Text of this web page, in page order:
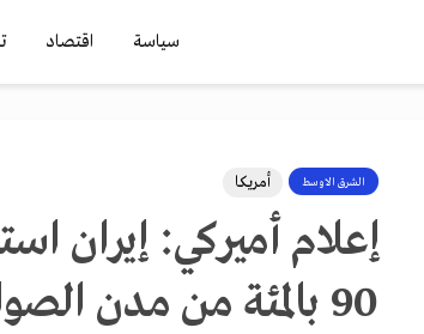
سياسة اقتصاد
الشرق الاوسط أمريكا
إعلام أميركي: إيران
90 بالمئة من مدن الصواريخ تحت الأرض